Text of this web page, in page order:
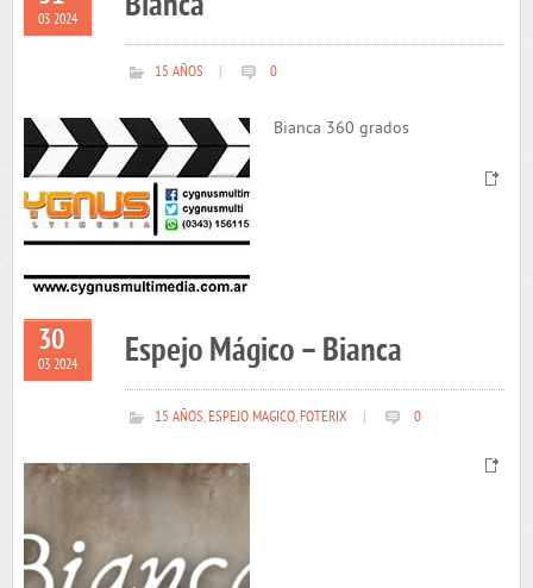
03 2024
15 AÑOS 0
Bianca 360 grados
30
03 2024 Espejo Mágico – Bianca
15 AÑOS,ESPEJO MAGICO,FOTERIX 0